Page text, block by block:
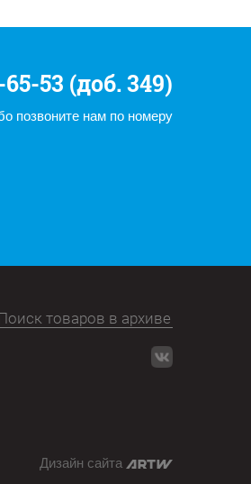
53 (доб. 349)
позвоните нам по номеру
Дизайн сайта